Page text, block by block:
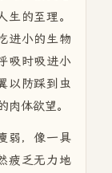
的至理。
进小的生物
吸时吸进小
以防踩到虫
体欲望。
弱，像一具
疲乏无力地